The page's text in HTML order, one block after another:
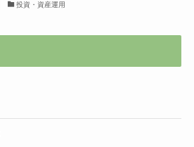
投資・資産運用